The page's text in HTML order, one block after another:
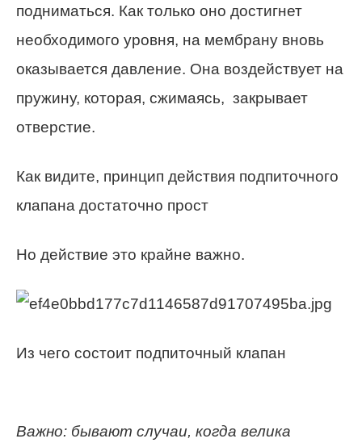
подниматься. Как только оно достигнет
необходимого уровня, на мембрану вновь
оказывается давление. Она воздействует на
пружину, которая, сжимаясь, закрывает
отверстие.
Как видите, принцип действия подпиточного
клапана достаточно прост
Но действие это крайне важно.
Из чего состоит подпиточный клапан
Важно: бывают случаи, когда велика